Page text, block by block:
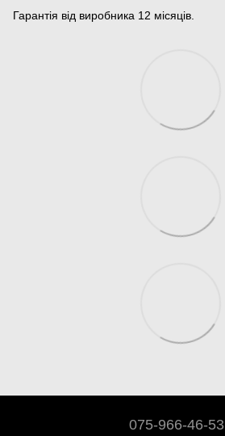
Гарантія від виробника 12 місяців.
075-966-46-53